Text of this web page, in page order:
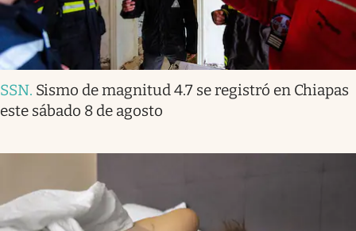
SSN. Sismo de magnitud 4.7 se registró en Chiapas
este sábado 8 de agosto